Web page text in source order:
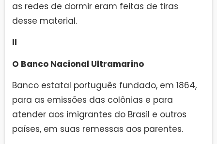
as redes de dormir eram feitas de tiras
desse material.
II
O Banco Nacional Ultramarino
Banco estatal português fundado, em 1864,
para as emissões das colônias e para
atender aos imigrantes do Brasil e outros
países, em suas remessas aos parentes.